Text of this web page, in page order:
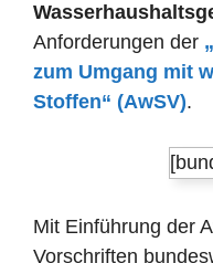
Anforderungen der
zum Umgang mit
Stoffen“ (AwSV).
Mit Einführung der
Vorschriften